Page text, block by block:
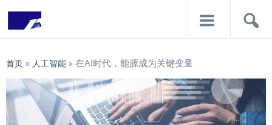
首页 » 人工智能 » 在AI时代，能源成为关键变量